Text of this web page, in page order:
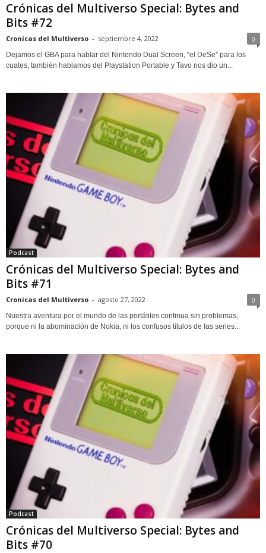
Crónicas del Multiverso Special: Bytes and
Bits #72
Cronicas del Multiverso - septiembre 4, 2022 0
Dejamos el GBA para hablar del Nintendo Dual Screen, “el DeSe” para los
cuates, también hablamos del Playstation Portable y Tavo nos dio un...
Podcast
Crónicas del Multiverso Special: Bytes and
Bits #71
Cronicas del Multiverso - agosto 27, 2022 0
Nuestra aventura por el mundo de las portátiles continua sin problemas,
porque ni la abominación de Nokia, ni los confusos títulos de las series...
Podcast
Crónicas del Multiverso Special: Bytes and
Bits #70